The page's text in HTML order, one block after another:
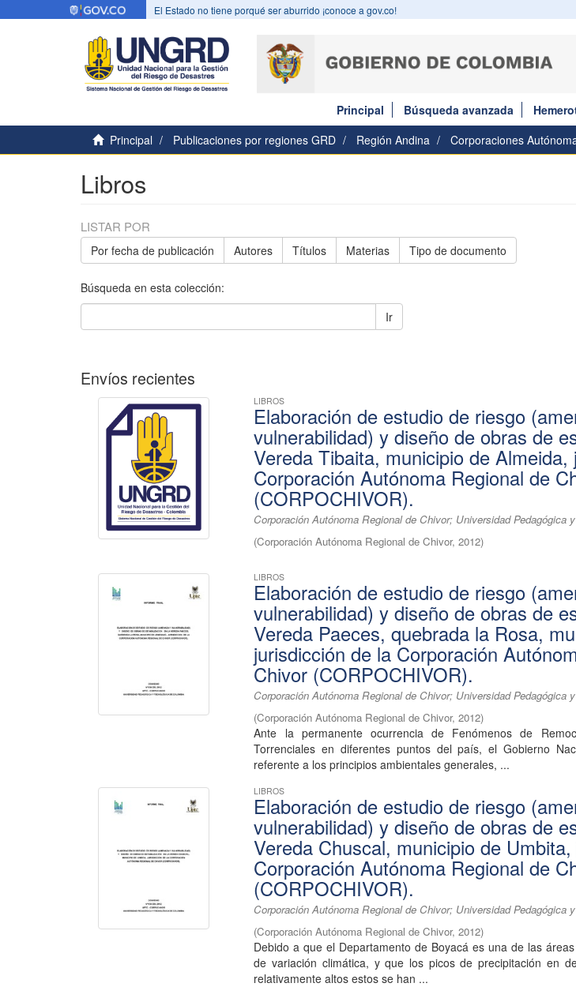
El Estado no tiene porqué ser aburrido ¡conoce a gov.co!
Principal Búsqueda avanzada
Principal
Publicaciones por regiones GRD Región Andina Corporaciones
Libros
LISTAR POR
Por fecha de publicación Autores Títulos Materias Tipo de documento
Búsqueda en esta colección:
Ir
Envíos recientes
LIBROS
Elaboración de estudio de riesgo
vulnerabilidad) y diseño de obras de
Vereda Tibaita, municipio de
Corporación Autónoma Regional de
(CORPOCHIVOR).
Corporación Autónoma Regional de Chivor; Universidad Pedagógica
(Corporación Autónoma Regional de Chivor,2012)
LIBROS
Elaboración de estudio de riesgo
vulnerabilidad) y diseño de obras de
Vereda Paeces, quebrada la Rosa,
jurisdicción de la Corporación
Chivor (CORPOCHIVOR).
Corporación Autónoma Regional de Chivor; Universidad Pedagógica
(Corporación Autónoma Regional de Chivor,2012)
Ante la permanente ocurrencia de Fenómenos de
Torrenciales en diferentes puntos del país, el Gobierno
referente a los principios ambientales generales, ...
LIBROS
Elaboración de estudio de riesgo
vulnerabilidad) y diseño de obras de
Vereda Chuscal, municipio de
Corporación Autónoma Regional de
(CORPOCHIVOR).
Corporación Autónoma Regional de Chivor; Universidad Pedagógica
(Corporación Autónoma Regional de Chivor,2012)
Debido a que el Departamento de Boyacá es una de las
de variación climática, y que los picos de precipitación en
relativamente altos estos se han ...